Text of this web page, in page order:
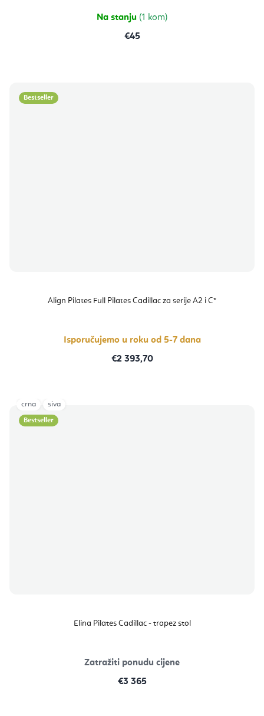
Na stanju (1 kom)
€45
Bestseller
Align Pilates Full Pilates Cadillac za serije A2 i C*
Isporučujemo u roku od 5-7 dana
€2 393,70
Bestseller
Elina Pilates Cadillac - trapez stol
Zatražiti ponudu cijene
€3 365
crna siva